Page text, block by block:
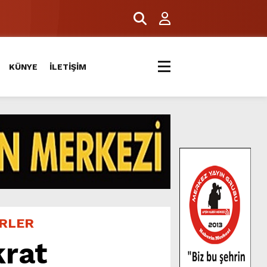
KÜNYE İLETİŞİM